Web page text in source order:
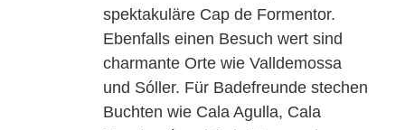
spektakuläre Cap de Formentor.
Ebenfalls einen Besuch wert sind
charmante Orte wie Valldemossa
und Sóller. Für Badefreunde stechen
Buchten wie Cala Agulla, Cala